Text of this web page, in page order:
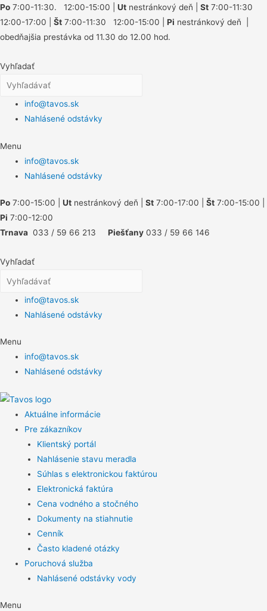
Po 7:00-11:30. 12:00-15:00 | Ut nestránkový deň | St 7:00-11:30
12:00-17:00 | Št 7:00-11:30 12:00-15:00 | Pi nestránkový deň |
obedňajšia prestávka od 11.30 do 12.00 hod.
Vyhľadať
info@tavos.sk
Nahlásené odstávky
Menu
info@tavos.sk
Nahlásené odstávky
Po 7:00-15:00 | Ut nestránkový deň | St 7:00-17:00 | Št 7:00-15:00 |
Pi 7:00-12:00
Trnava 033 / 59 66 213 Piešťany 033 / 59 66 146
Vyhľadať
info@tavos.sk
Nahlásené odstávky
Menu
info@tavos.sk
Nahlásené odstávky
Aktuálne informácie
Pre zákazníkov
Klientský portál
Nahlásenie stavu meradla
Súhlas s elektronickou faktúrou
Elektronická faktúra
Cena vodného a stočného
Dokumenty na stiahnutie
Cenník
Často kladené otázky
Poruchová služba
Nahlásené odstávky vody
Menu